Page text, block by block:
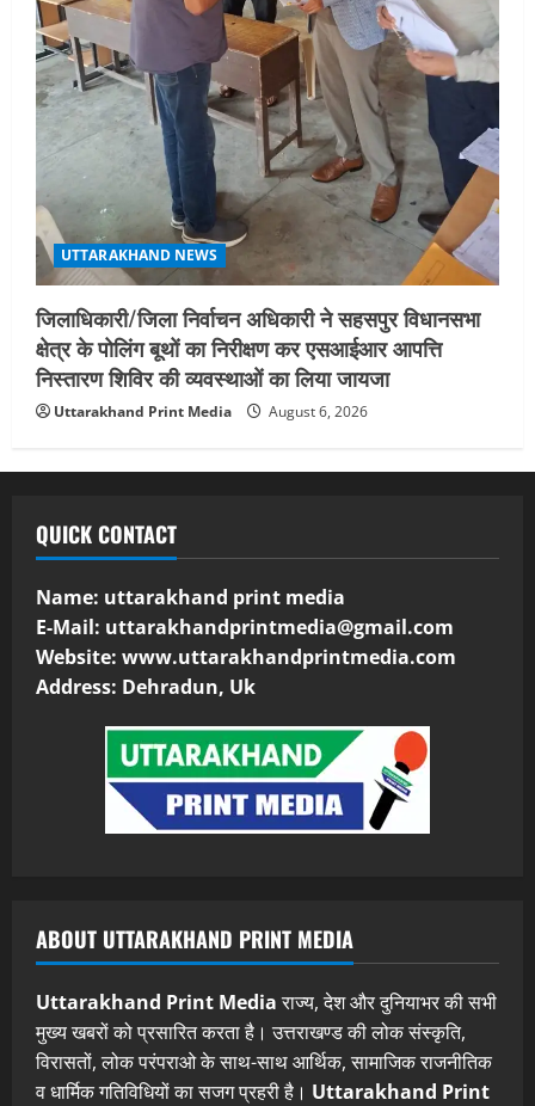
UTTARAKHAND NEWS
जिलाधिकारी/जिला निर्वाचन अधिकारी ने सहसपुर विधानसभा
क्षेत्र के पोलिंग बूथों का निरीक्षण कर एसआईआर आपत्ति
निस्तारण शिविर की व्यवस्थाओं का लिया जायजा
Uttarakhand Print Media August 6, 2026
QUICK CONTACT
Name: uttarakhand print media
E-Mail: uttarakhandprintmedia@gmail.com
Website: www.uttarakhandprintmedia.com
Address: Dehradun, Uk
ABOUT UTTARAKHAND PRINT MEDIA
Uttarakhand Print Mediaराज्य, देश और दुनियाभर की सभी
मुख्य खबरों को प्रसारित करता है। उत्तराखण्ड की लोक संस्कृति,
विरासतों, लोक परंपराओ के साथ-साथ आर्थिक, सामाजिक राजनीतिक
व धार्मिक गतिविधियों का सजग प्रहरी है। Uttarakhand Print